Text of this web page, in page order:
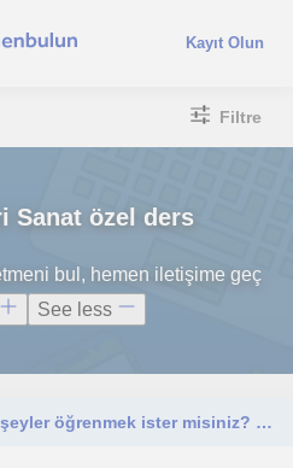
Kayıt Olun
Filtre
Sanat özel ders
bul, hemen iletişime geç
See less
Kendini geliştirmek ve yeni şeyler öğrenmek ister misiniz? Bunun için buradayım.